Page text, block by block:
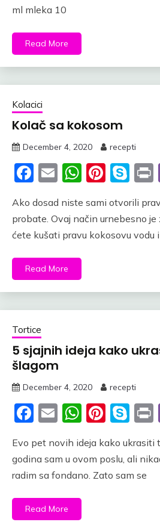
ml mleka 10
Read More
Kolacici
Kolač sa kokosom
December 4, 2020 recepti
Facebook
Email
Ako dosad niste sami otvorili
probate. Ovaj način urnebesno
ćete kušati pravu kokosovu vodu i
Read More
Tortice
5 sjajnih ideja kako
šlagom
December 4, 2020 recepti
Facebook
Email
Evo pet novih ideja kako ukrasiti
godina sam u ovom poslu, ali
radim sa fondano. Zato sam se
Read More